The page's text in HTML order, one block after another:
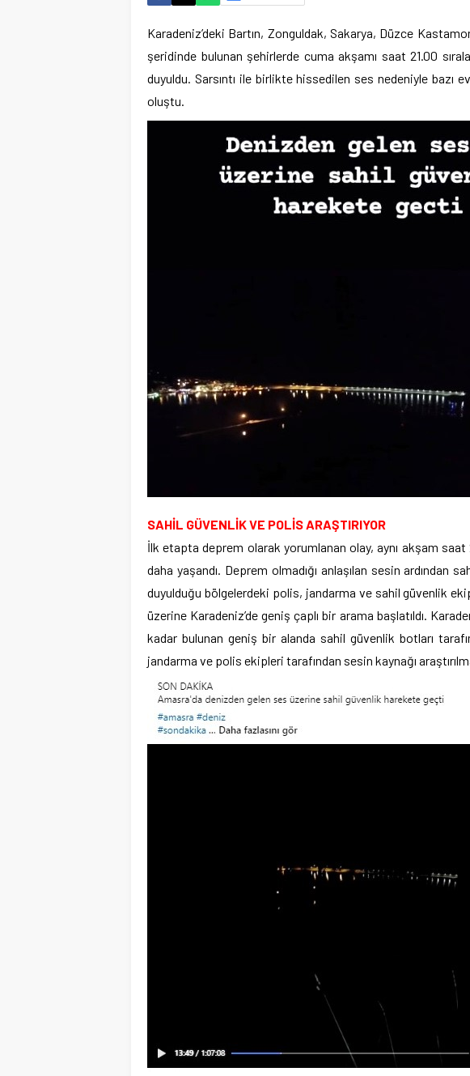
Karadeniz’deki Bartın, Zonguldak, Sakarya, Düzce
şeridinde bulunan şehirlerde cuma akşamı saat 21.00
duyuldu. Sarsıntı ile birlikte hissedilen ses nedeniyle bazı
oluştu.
SAHİL GÜVENLİK VE POLİS ARAŞTIRIYOR
İlk etapta deprem olarak yorumlanan olay, aynı akşam saat
daha yaşandı. Deprem olmadığı anlaşılan sesin ardından
duyulduğu bölgelerdeki polis, jandarma ve sahil güvenlik
üzerine Karadeniz’de geniş çaplı bir arama başlatıldı.
kadar bulunan geniş bir alanda sahil güvenlik botları
jandarma ve polis ekipleri tarafından sesin kaynağı